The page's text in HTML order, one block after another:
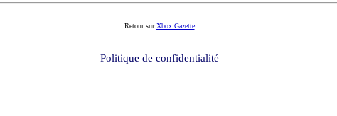
Retour surXbox Gazette
Politique de confidentialité